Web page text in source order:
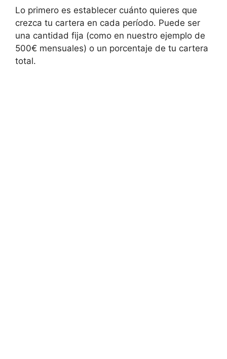
Lo primero es establecer cuánto quieres que
crezca tu cartera en cada⁤ período. Puede ser
una cantidad⁢ fija (como en nuestro ejemplo de
500€ mensuales) o un⁣ porcentaje de tu cartera
⁣total.